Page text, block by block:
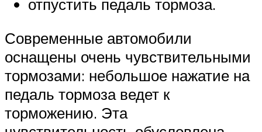
отпустить педаль тормоза.
Современные автомобили
оснащены очень чувствительными
тормозами: небольшое нажатие на
педаль тормоза ведет к
торможению. Эта